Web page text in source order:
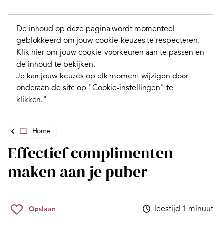
De inhoud op deze pagina wordt momenteel
geblokkeerd om jouw cookie-keuzes te respecteren.
Klik hier om jouw cookie-voorkeuren aan te passen en
de inhoud te bekijken.
Je kan jouw keuzes op elk moment wijzigen door
onderaan de site op "Cookie-instellingen" te
klikken."
Home
Effectief complimenten
maken aan je puber
Opslaan leestijd 1 minuut